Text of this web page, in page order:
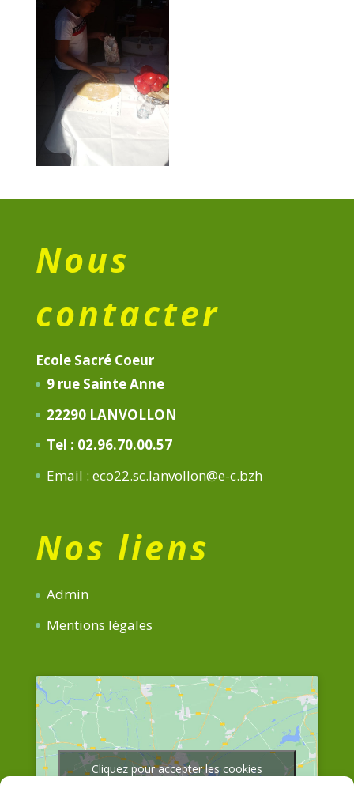
Nous
contacter
Ecole Sacré Coeur
9 rue Sainte Anne
22290 LANVOLLON
Tel : 02.96.70.00.57
Email : eco22.sc.lanvollon@e-c.bzh
Nos liens
Admin
Mentions légales
Cliquez pour accepter les cookies